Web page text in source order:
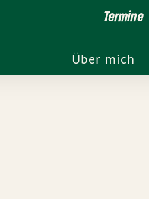
Termine
Über mich